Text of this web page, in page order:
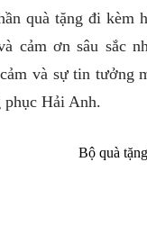
quà tặng đi kèm
cảm ơn sâu sắc
và sự tin tưởng
phục Hải Anh.